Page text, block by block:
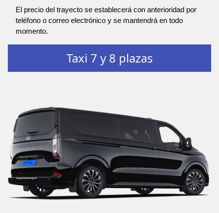
El precio del trayecto se establecerá con anterioridad por
teléfono o correo electrónico y se mantendrá en todo
momento.
Taxi 7 y 8 plazas